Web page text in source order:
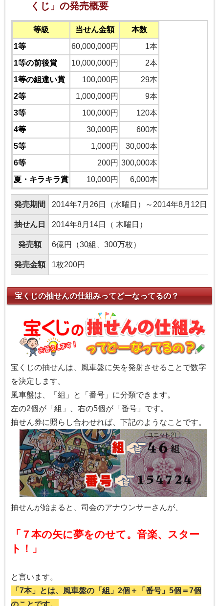
くじ」の発売概要
等級 当せん金額
本数
1等
60,000,000円
1本
1等の前後賞
10,000,000円
2本
1等の組違い賞
100,000円
29本
2等
1,000,000円
9本
3等
100,000円
120本
4等
30,000円
600本
5等
1,000円
30,000本
6等
200円 300,000本
夏・キラキラ賞
10,000円 6,000本
発売期間 2014年7月26日（水曜日）～2014年8月12日（
抽せん日 2014年8月14日（ 木曜日）
発売額 6億円（30組、300万枚）
発売金額 1枚200円
宝くじの抽せんの仕組みってどーなってるの？
宝くじの抽せんは、風車盤に矢を発射させることで数字
を決定します。
風車盤は、「組」と「番号」に分類できます。
左の2個が「組」、右の5個が「番号」です。
抽せん券に照らし合わせれば、下記のようなことです。
抽せんが始まると、司会のアナウンサーさんが、
「７本の矢に夢をのせて。音楽、スター
ト！」
と言います。
「7本」とは、風車盤の「組」2個＋「番号」5個＝7個
のことです。